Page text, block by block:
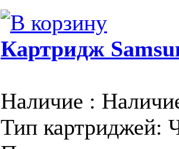
Картридж
Наличие :
Тип картриджей: